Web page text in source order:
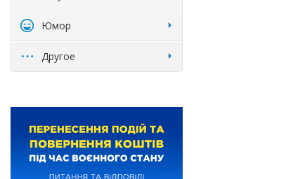
Юмор
Другое